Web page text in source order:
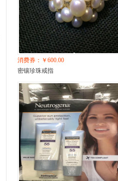
消费券：￥600.00
密镶珍珠戒指